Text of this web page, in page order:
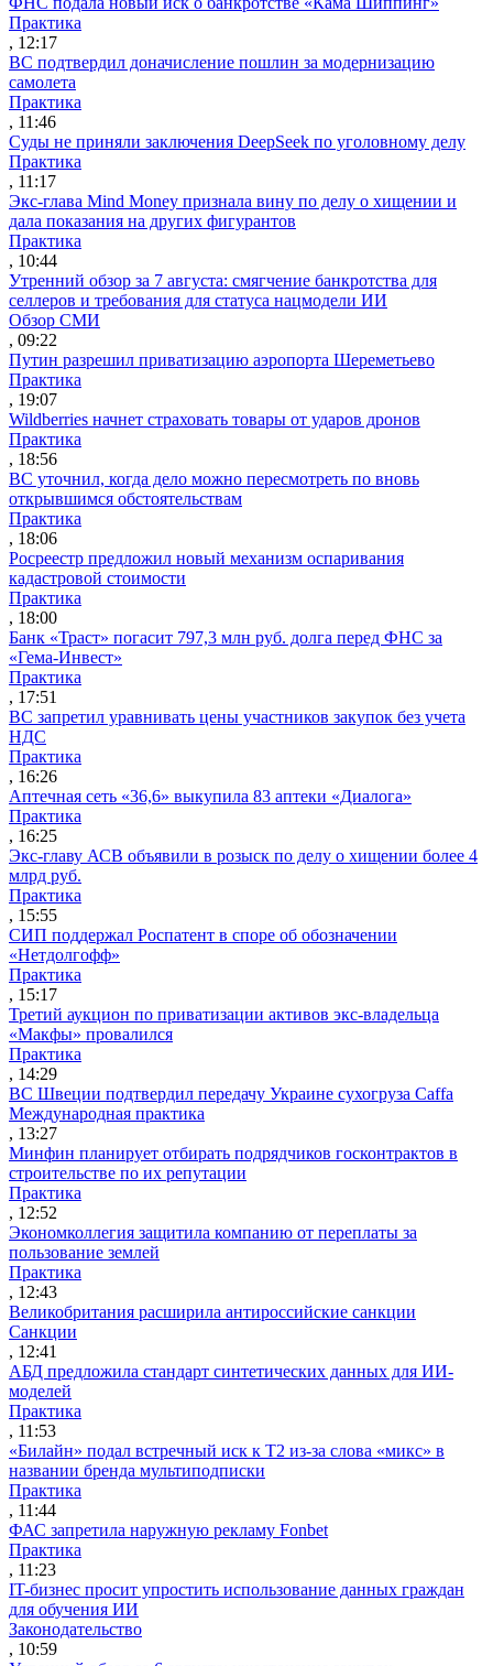
Практика
, 12:17
ВС подтвердил доначисление пошлин за модернизацию
самолета
Практика
, 11:46
Суды не приняли заключения DeepSeek по уголовному делу
Практика
, 11:17
Экс-глава Mind Money признала вину по делу о хищении и
дала показания на других фигурантов
Практика
, 10:44
Утренний обзор за 7 августа: смягчение банкротства для
селлеров и требования для статуса нацмодели ИИ
Обзор СМИ
, 09:22
Путин разрешил приватизацию аэропорта Шереметьево
Практика
, 19:07
Wildberries начнет страховать товары от ударов дронов
Практика
, 18:56
ВС уточнил, когда дело можно пересмотреть по вновь
открывшимся обстоятельствам
Практика
, 18:06
Росреестр предложил новый механизм оспаривания
кадастровой стоимости
Практика
, 18:00
Банк «Траст» погасит 797,3 млн руб. долга перед ФНС за
«Гема-Инвест»
Практика
, 17:51
ВС запретил уравнивать цены участников закупок без учета
НДС
Практика
, 16:26
Аптечная сеть «36,6» выкупила 83 аптеки «Диалога»
Практика
, 16:25
Экс-главу АСВ объявили в розыск по делу о хищении более 4
млрд руб.
Практика
, 15:55
СИП поддержал Роспатент в споре об обозначении
«Нетдолгофф»
Практика
, 15:17
Третий аукцион по приватизации активов экс-владельца
«Макфы» провалился
Практика
, 14:29
ВС Швеции подтвердил передачу Украине сухогруза Caffa
Международная практика
, 13:27
Минфин планирует отбирать подрядчиков госконтрактов в
строительстве по их репутации
Практика
, 12:52
Экономколлегия защитила компанию от переплаты за
пользование землей
Практика
, 12:43
Великобритания расширила антироссийские санкции
Санкции
, 12:41
АБД предложила стандарт синтетических данных для ИИ-
моделей
Практика
, 11:53
«Билайн» подал встречный иск к Т2 из-за слова «микс» в
названии бренда мультиподписки
Практика
, 11:44
ФАС запретила наружную рекламу Fonbet
Практика
, 11:23
IT-бизнес просит упростить использование данных граждан
для обучения ИИ
Законодательство
, 10:59